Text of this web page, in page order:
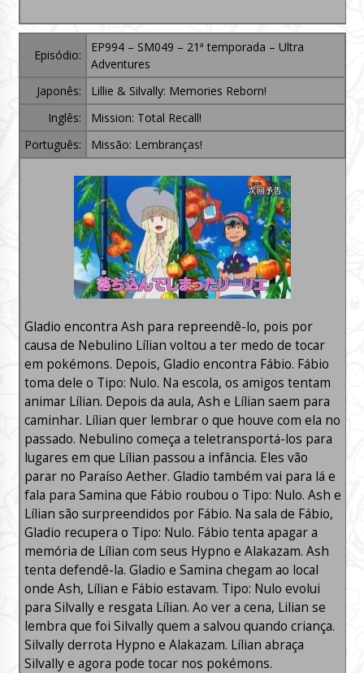
Episódio:
EP994 – SM049 – 21ª temporada – Ultra
Adventures
Japonês:
Lillie & Silvally: Memories Reborn!
Inglês:
Mission: Total Recall!
Português:
Missão: Lembranças!
Gladio encontra Ash para repreendê-lo, pois por
causa de Nebulino Lílian voltou a ter medo de tocar
em pokémons. Depois, Gladio encontra Fábio. Fábio
toma dele o Tipo: Nulo. Na escola, os amigos tentam
animar Lílian. Depois da aula, Ash e Lílian saem para
caminhar. Lílian quer lembrar o que houve com ela no
passado. Nebulino começa a teletransportá-los para
lugares em que Lílian passou a infância. Eles vão
parar no Paraíso Aether. Gladio também vai para lá e
fala para Samina que Fábio roubou o Tipo: Nulo. Ash e
Lílian são surpreendidos por Fábio. Na sala de Fábio,
Gladio recupera o Tipo: Nulo. Fábio tenta apagar a
memória de Lílian com seus Hypno e Alakazam. Ash
tenta defendê-la. Gladio e Samina chegam ao local
onde Ash, Lílian e Fábio estavam. Tipo: Nulo evolui
para Silvally e resgata Lílian. Ao ver a cena, Lilian se
lembra que foi Silvally quem a salvou quando criança.
Silvally derrota Hypno e Alakazam. Lílian abraça
Silvally e agora pode tocar nos pokémons.